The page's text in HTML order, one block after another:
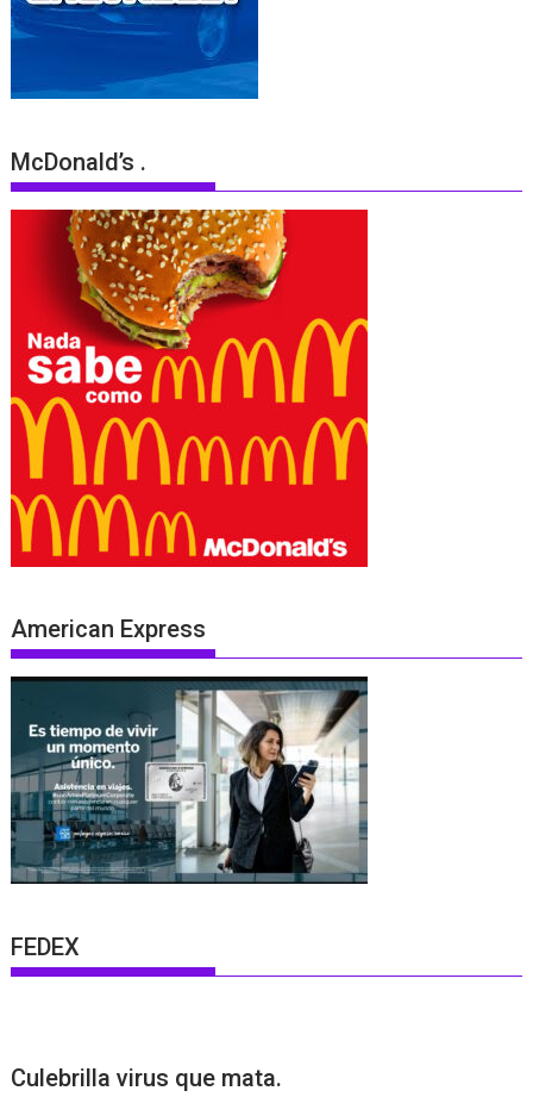
McDonald’s .
American Express
FEDEX
Culebrilla virus que mata.